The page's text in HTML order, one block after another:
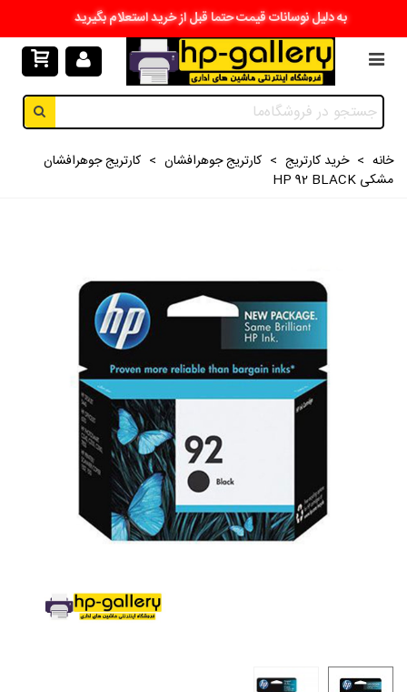
به دلیل نوسانات قیمت حتما قبل از خرید استعلام بگیرید
خانه > خرید کارتریج > کارتریج جوهرافشان > کارتریج جوهرافشان
مشکی HP 92 BLACK